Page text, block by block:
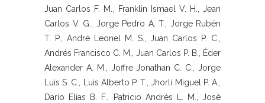
Juan Carlos F. M., Franklin Ismael V. H., Jean
Carlos V. G., Jorge Pedro A. T., Jorge Rubén
T. P., André Leonel M. S., Juan Carlos P. C.,
Andrés Francisco C. M., Juan Carlos P. B., Éder
Alexander A. M., Joffre Jonathan C. C., Jorge
Luis S. C., Luis Alberto P. T., Jhorli Miguel P. A.,
Darío Elías B. F., Patricio Andrés L. M., José